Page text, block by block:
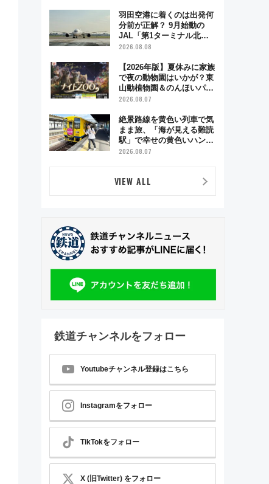
羽田空港に着くのは出発何
分前が正解？ 9月始動の
JAL「第1ターミナル北側
サテライト」は徒歩1キロ
点まとめ
2026.08.08
【2026年版】夏休みに家族
で夜の動物園はいかが？東
山動植物園＆のんほいパー
ク「ナイトZOO」開催情報
2026.08.07
絶景路線を黄色い列車で気
まま旅、「海が見える難読
駅」で幸せの黄色いハンカ
チに願いを 「新・鉄道ひ
2026.08.07
VIEW ALL
鉄道チャンネルをフォロー
Youtubeチャンネル登録はこちら
Instagramをフォロー
TikTokをフォロー
X (旧Twitter) をフォロー